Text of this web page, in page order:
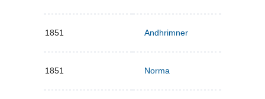
1851 Andhrimner
1851 Norma